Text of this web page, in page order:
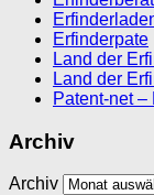
Erfinderpate
Land der
Land der
Patent-net –
Archiv
Archiv